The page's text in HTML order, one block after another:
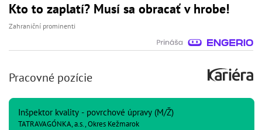
Kto to zaplatí? Musí sa obracať v hrobe!
Zahraniční prominenti
Pracovné pozície
Inšpektor kvality - povrchové úpravy (M/Ž)
TATRAVAGÓNKA, a.s., Okres Kežmarok